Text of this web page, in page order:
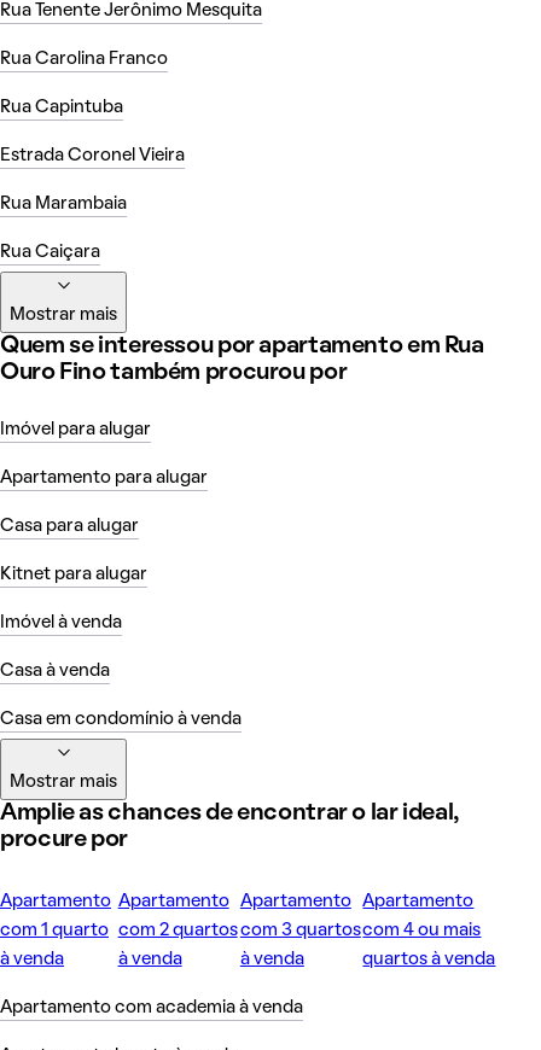
Rua Tenente Jerônimo Mesquita
Rua Carolina Franco
Rua Capintuba
Estrada Coronel Vieira
Rua Marambaia
Rua Caiçara
Mostrar mais
Quem se interessou por apartamento em Rua
Ouro Fino também procurou por
Imóvel para alugar
Apartamento para alugar
Casa para alugar
Kitnet para alugar
Imóvel à venda
Casa à venda
Casa em condomínio à venda
Mostrar mais
Amplie as chances de encontrar o lar ideal,
procure por
Apartamento
com 1 quarto
à venda
Apartamento
com 2 quartos
à venda
Apartamento
com 3 quartos
à venda
Apartamento
com 4 ou mais
quartos à venda
Apartamento com academia à venda